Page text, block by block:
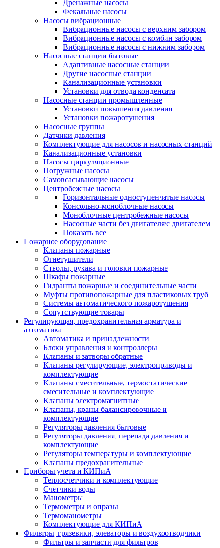
Дренажные насосы
Фекальные насосы
Насосы вибрационные
Вибрационные насосы с верхним забором
Вибрационные насосы с комбин забором
Вибрационные насосы с нижним забором
Насосные станции бытовые
Адаптивные насосные станции
Другие насосные станции
Канализационные установки
Установки для отвода конденсата
Насосные станции промышленные
Установки повышения давления
Установки пожаротушения
Насосные группы
Датчики давления
Комплектующие для насосов и насосных станций
Канализационные установки
Насосы циркуляционные
Погружные насосы
Самовсасывающие насосы
Центробежные насосы
Горизонтальные одноступенчатые насосы
Консольно-моноблочные насосы
Моноблочные центробежные насосы
Насосные части без двигателя/с двигателем
Показать все
Пожарное оборудование
Клапаны пожарные
Огнетушители
Стволы, рукава и головки пожарные
Шкафы пожарные
Гидранты пожарные и соединительные части
Муфты противопожарные для пластиковых труб
Системы автоматического пожаротушения
Сопутствующие товары
Регулирующая, предохранительная арматура и
автоматика
Автоматика и принадлежности
Блоки управления и контроллеры
Клапаны и затворы обратные
Клапаны регулирующие, электроприводы и
комплектующие
Клапаны смесительные, термостатические
смесительные и комплектующие
Клапаны электромагнитные
Клапаны, краны балансировочные и
комплектующие
Регуляторы давления бытовые
Регуляторы давления, перепада давления и
комплектующие
Регуляторы температуры и комплектующие
Клапаны предохранительные
Приборы учета и КИПиА
Теплосчетчики и комплектующие
Счётчики воды
Манометры
Термометры и оправы
Термоманометры
Комплектующие для КИПиА
Фильтры, грязевики, элеваторы и воздухоотводчики
Фильтры и запчасти для фильтров